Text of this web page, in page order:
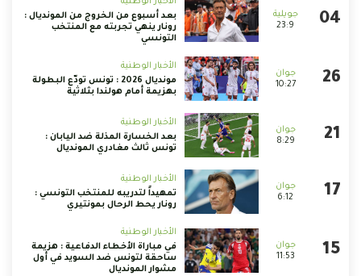
23:9
بعد أسبوع من الخروج من المونديال :
رونار ينهي تجربته مع المنتخب
التونسي
10:27
الأخبار الوطنية
مونديال 2026 : تونس تودّع البطولة
بهزيمة أمام هولندا بثلاثية
8:29
الأخبار الوطنية
بعد الخسارة المذلة ضد اليابان :
تونس ثالث مغادري المونديال
6:12
الأخبار الوطنية
تمهيداً لتدريبه للمنتخب التونسي :
رونار يحط الرحال بمونتيري
11:53
الأخبار الوطنية
في مباراة الأخطاء الدفاعية : هزيمة
ساحقة لتونس ضد السويد في أول
مشوار المونديال